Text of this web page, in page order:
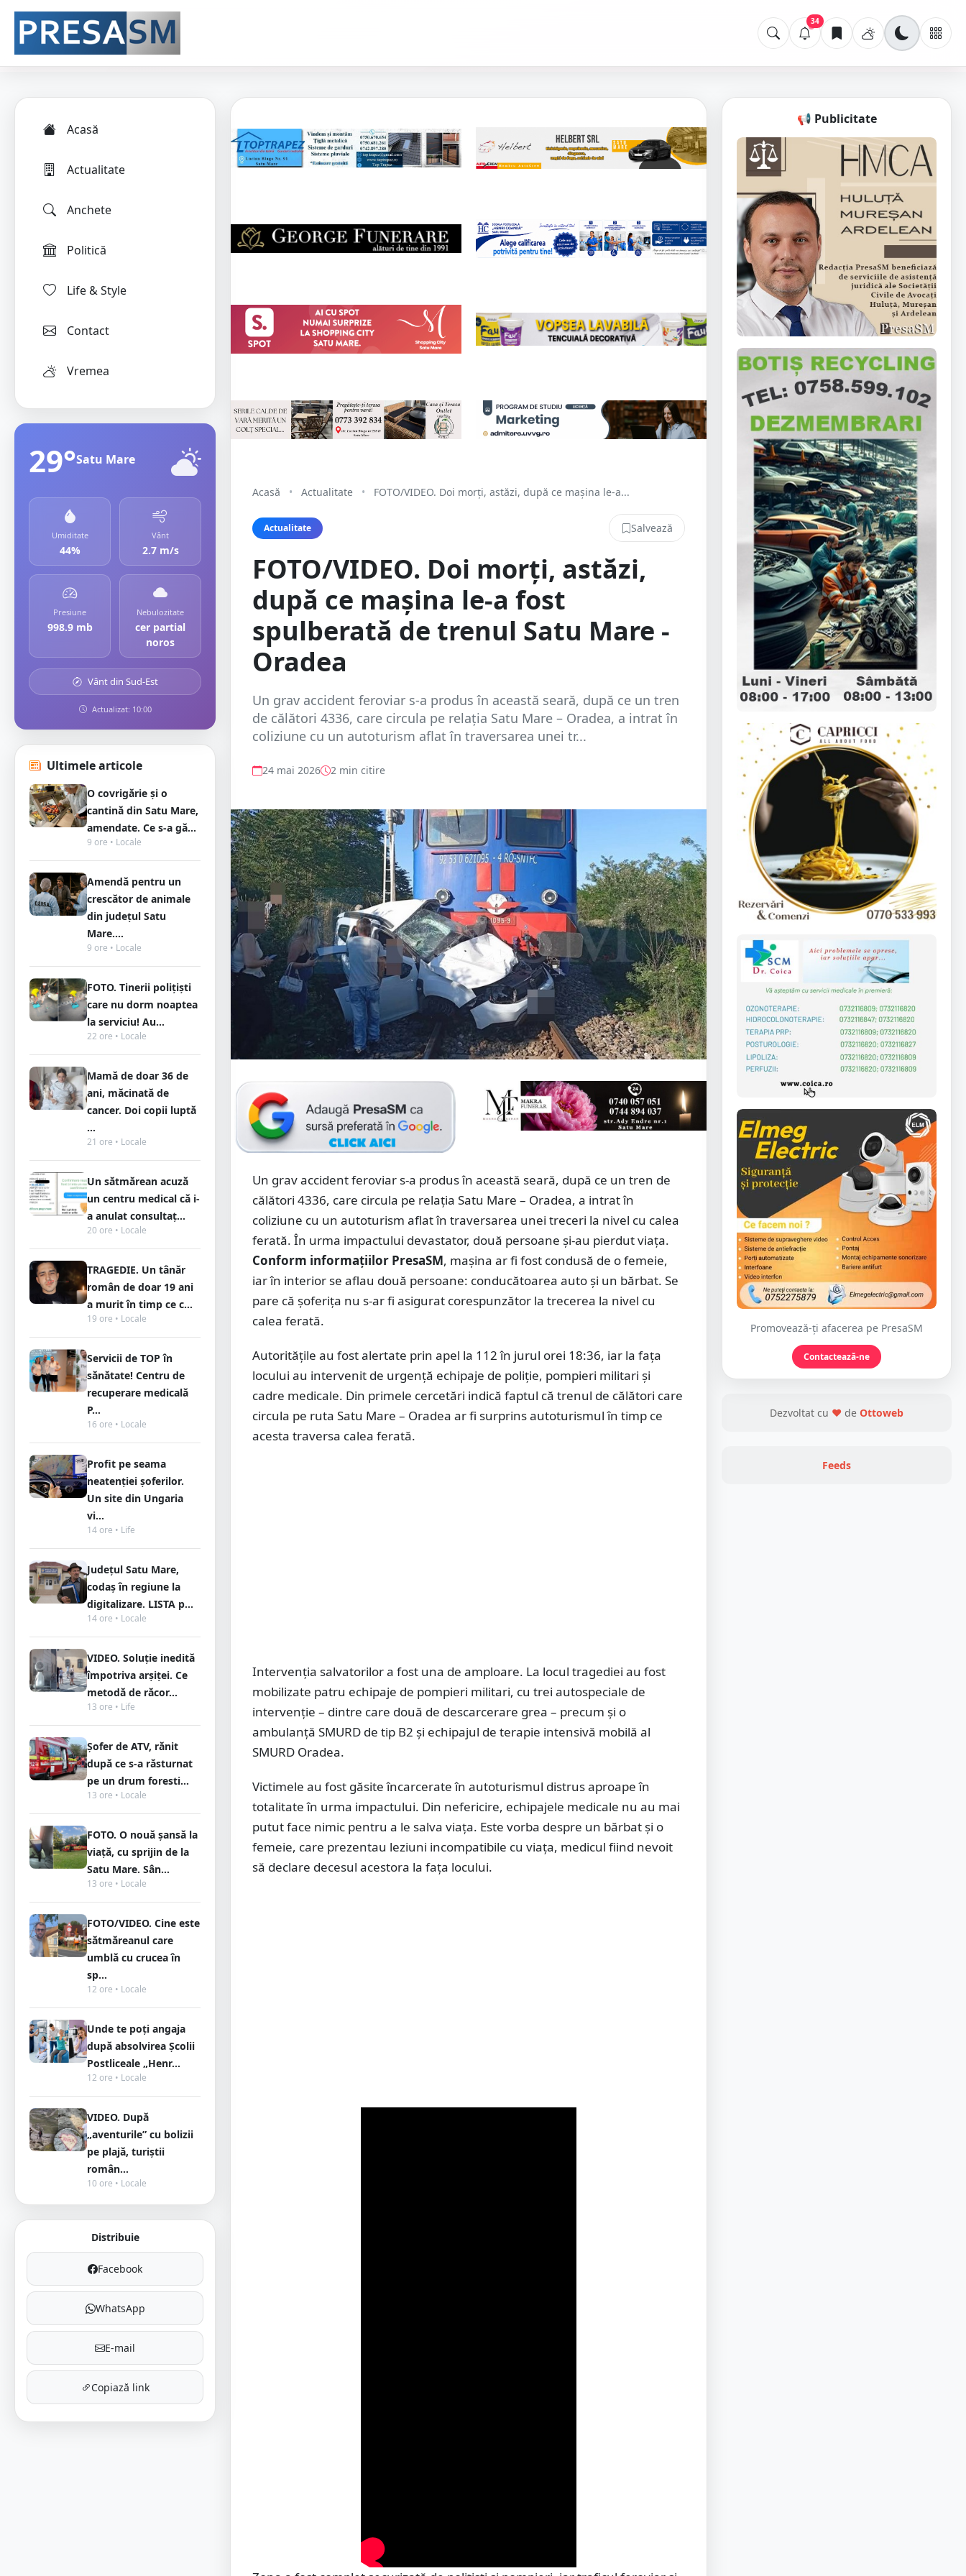
34
Acasă
Actualitate
Anchete
Politică
Life & Style
Contact
Vremea
29°Satu Mare
Umiditate
44%
Vânt
2.7 m/s
Presiune
998.9 mb
Nebulozitate
cer partial
noros
Vânt din Sud-Est
Actualizat: 10:00
Ultimele articole
O covrigărie și o
cantină din Satu Mare,
amendate. Ce s-a gă...
9 ore • Locale
Amendă pentru un
crescător de animale
din județul Satu
Mare....
9 ore • Locale
FOTO. Tinerii polițiști
care nu dorm noaptea
la serviciu! Au...
22 ore • Locale
Mamă de doar 36 de
ani, măcinată de
cancer. Doi copii luptă
...
21 ore • Locale
Un sătmărean acuză
un centru medical că i-
a anulat consultaț...
20 ore • Locale
TRAGEDIE. Un tânăr
român de doar 19 ani
a murit în timp ce c...
19 ore • Locale
Servicii de TOP în
sănătate! Centru de
recuperare medicală
P...
16 ore • Locale
Profit pe seama
neatenției șoferilor.
Un site din Ungaria
vi...
14 ore • Life
Județul Satu Mare,
codaș în regiune la
digitalizare. LISTA p...
14 ore • Locale
VIDEO. Soluție inedită
împotriva arșiței. Ce
metodă de răcor...
13 ore • Life
Șofer de ATV, rănit
după ce s-a răsturnat
pe un drum foresti...
13 ore • Locale
FOTO. O nouă șansă la
viață, cu sprijin de la
Satu Mare. Sân...
13 ore • Locale
FOTO/VIDEO. Cine este
sătmăreanul care
umblă cu crucea în
sp...
12 ore • Locale
Unde te poți angaja
după absolvirea Școlii
Postliceale „Henr...
12 ore • Locale
VIDEO. După
„aventurile” cu bolizii
pe plajă, turiștii
român...
10 ore • Locale
Distribuie
Facebook
WhatsApp
E-mail
Copiază link
Acasă • Actualitate • FOTO/VIDEO. Doi morți, astăzi, după ce mașina le-a...
Actualitate Salvează
FOTO/VIDEO. Doi morți, astăzi,
după ce mașina le-a fost
spulberată de trenul Satu Mare -
Oradea
Un grav accident feroviar s-a produs în această seară, după ce un tren
de călători 4336, care circula pe relația Satu Mare – Oradea, a intrat în
coliziune cu un autoturism aflat în traversarea unei tr...
24 mai 2026 2 min citire
Un grav accident feroviar s-a produs în această seară, după ce un tren de
călători 4336, care circula pe relația Satu Mare – Oradea, a intrat în
coliziune cu un autoturism aflat în traversarea unei treceri la nivel cu calea
ferată. În urma impactului devastator, două persoane și-au pierdut viața.
Conform informațiilor PresaSM, mașina ar fi fost condusă de o femeie,
iar în interior se aflau două persoane: conducătoarea auto și un bărbat. Se
pare că șoferița nu s-ar fi asigurat corespunzător la trecerea la nivel cu
calea ferată.
Autoritățile au fost alertate prin apel la 112 în jurul orei 18:36, iar la fața
locului au intervenit de urgență echipaje de poliție, pompieri militari și
cadre medicale. Din primele cercetări indică faptul că trenul de călători care
circula pe ruta Satu Mare – Oradea ar fi surprins autoturismul în timp ce
acesta traversa calea ferată.
Intervenția salvatorilor a fost una de amploare. La locul tragediei au fost
mobilizate patru echipaje de pompieri militari, cu trei autospeciale de
intervenție – dintre care două de descarcerare grea – precum și o
ambulanță SMURD de tip B2 și echipajul de terapie intensivă mobilă al
SMURD Oradea.
Victimele au fost găsite încarcerate în autoturismul distrus aproape în
totalitate în urma impactului. Din nefericire, echipajele medicale nu au mai
putut face nimic pentru a le salva viața. Este vorba despre un bărbat și o
femeie, care prezentau leziuni incompatibile cu viața, medicul fiind nevoit
să declare decesul acestora la fața locului.
📢 Publicitate
Promovează-ți afacerea pe PresaSM
Contactează-ne
Dezvoltat cu ❤ de Ottoweb
Feeds